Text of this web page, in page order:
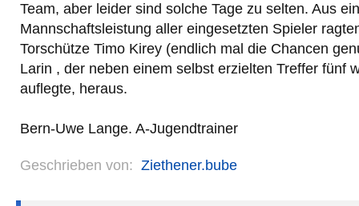
Team, aber leider sind solche Tage zu selten. Aus
Mannschaftsleistung aller eingesetzten Spieler
Torschütze Timo Kirey (endlich mal die Chancen
Larin , der neben einem selbst erzielten Treffer fünf
auflegte, heraus.
Bern-Uwe Lange. A-Jugendtrainer
Geschrieben von: Ziethener.bube